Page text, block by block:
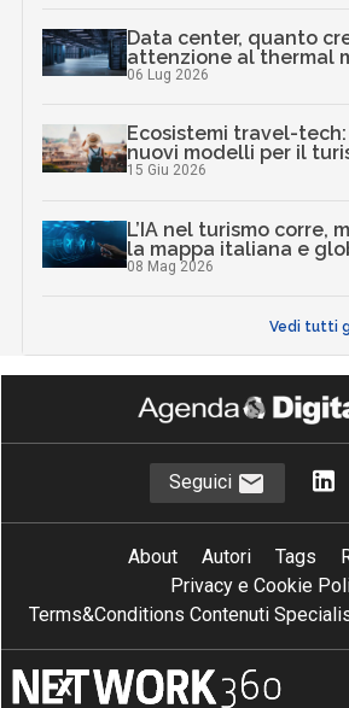
Data center, quanto
attenzione al thermal
06 Lug 2026
Ecosistemi travel-
nuovi modelli per il
15 Giu 2026
L’IA nel turismo corre,
la mappa italiana e
08 Mag 2026
Vedi tutti
Seguici
About Autori Tags
Privacy e Cookie
Terms&Conditions Contenuti